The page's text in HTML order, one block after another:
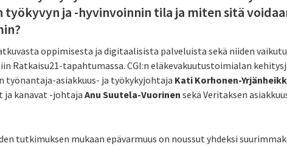
ja -hyvinvoinnin tila ja miten sitä
oppimisesta ja digitaalisista palveluista sekä niiden
Ratkaisu21-tapahtumassa. CGI:n eläkevakuutustoimialan
työnantaja-asiakkuus- ja työkykyjohtaja Kati Korhonen-
ja kanavat -johtajaAnu Suutela-Vuorinen sekä Veritaksen
tutkimuksen mukaan epävarmuus on noussut yhdeksi